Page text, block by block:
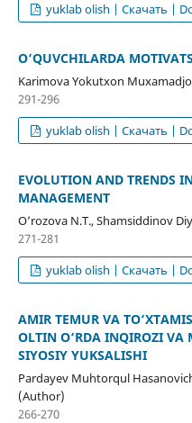
yuklab olish | Скачать |
O‘QUVCHILARDA
Karimova Yokutxon
291-296
yuklab olish | Скачать |
EVOLUTION AND TRENDS
MANAGEMENT
O’rozova N.T., Shamsiddinov
271-281
yuklab olish | Скачать |
AMIR TEMUR VA
OLTIN O‘RDA INQIROZI VA
SIYOSIY YUKSALISHI
Pardayev Muhtorqul
(Author)
266-270